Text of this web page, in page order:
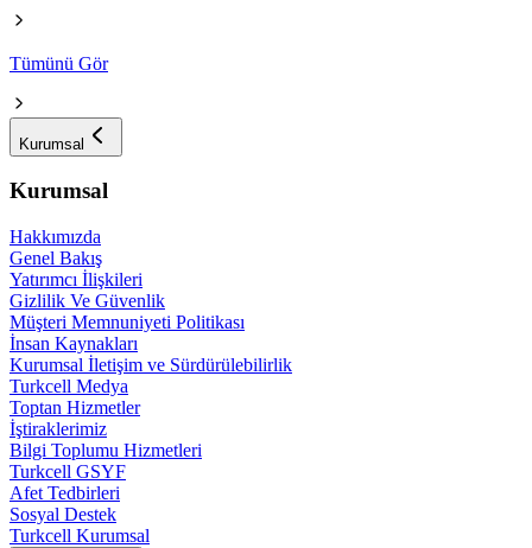
Tümünü Gör
Kurumsal
Kurumsal
Hakkımızda
Genel Bakış
Yatırımcı İlişkileri
Gizlilik Ve Güvenlik
Müşteri Memnuniyeti Politikası
İnsan Kaynakları
Kurumsal İletişim ve Sürdürülebilirlik
Turkcell Medya
Toptan Hizmetler
İştiraklerimiz
Bilgi Toplumu Hizmetleri
Turkcell GSYF
Afet Tedbirleri
Sosyal Destek
Turkcell Kurumsal